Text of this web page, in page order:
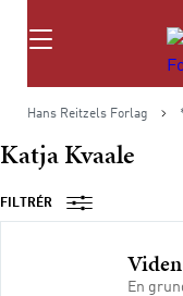
Søg
Hans Reitzels Forlag
Katja Kvaale
FILTRÉR
En